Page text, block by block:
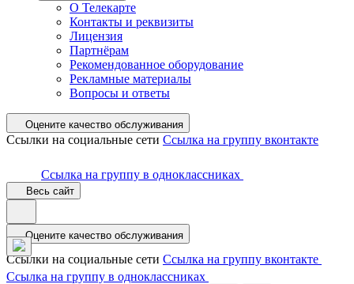
О Телекарте
Контакты и реквизиты
Лицензия
Партнёрам
Рекомендованное оборудование
Рекламные материалы
Вопросы и ответы
Оцените качество обслуживания
Ссылки на социальные сети Ссылка на группу вконтакте
Ссылка на группу в одноклассниках
Весь сайт
Оцените качество обслуживания
Ссылки на социальные сети Ссылка на группу вконтакте
Ссылка на группу в одноклассниках